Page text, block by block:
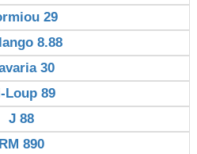
29
8.88
30
Loup 89
J 88
RM 890